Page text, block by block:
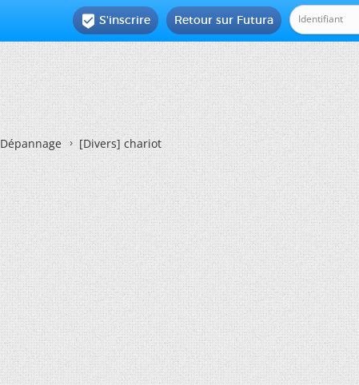
Retour sur Futura
 S'inscrire
Dépannage [Divers]chariot